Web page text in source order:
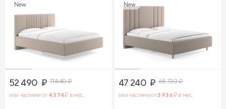
New
52 490 ₽ 71 840₽
или частями от 4 374₽ в мес.
New
47 240 ₽ 68 730₽
или частями от3 936₽ в мес.